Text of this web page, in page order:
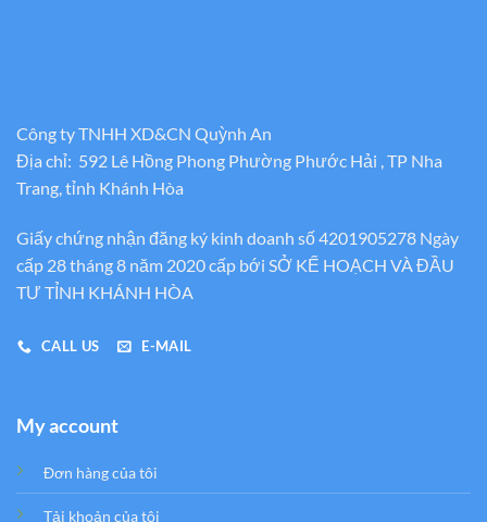
Công ty TNHH XD&CN Quỳnh An
Địa chỉ: 592 Lê Hồng Phong Phường Phước Hải , TP Nha
Trang, tỉnh Khánh Hòa
Giấy chứng nhận đăng ký kinh doanh số 4201905278 Ngày
cấp 28 tháng 8 năm 2020 cấp bới SỞ KẾ HOẠCH VÀ ĐẦU
TƯ TỈNH KHÁNH HÒA
CALL US E-MAIL
My account
Đơn hàng của tôi
Tải khoản của tôi